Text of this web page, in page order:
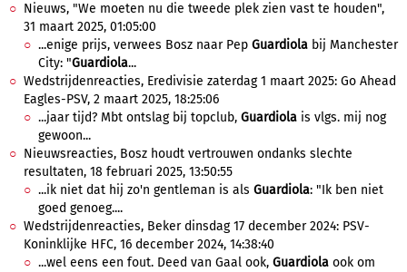
Nieuws, "We moeten nu die tweede plek zien vast te houden",
31 maart 2025, 01:05:00
...enige prijs, verwees Bosz naar Pep Guardiola bij Manchester
City: "Guardiola...
Wedstrijdenreacties, Eredivisie zaterdag 1 maart 2025: Go Ahead
Eagles-PSV, 2 maart 2025, 18:25:06
...jaar tijd? Mbt ontslag bij topclub, Guardiola is vlgs. mij nog
gewoon...
Nieuwsreacties, Bosz houdt vertrouwen ondanks slechte
resultaten, 18 februari 2025, 13:50:55
...ik niet dat hij zo'n gentleman is als Guardiola: "Ik ben niet
goed genoeg....
Wedstrijdenreacties, Beker dinsdag 17 december 2024: PSV-
Koninklijke HFC, 16 december 2024, 14:38:40
...wel eens een fout. Deed van Gaal ook, Guardiola ook om